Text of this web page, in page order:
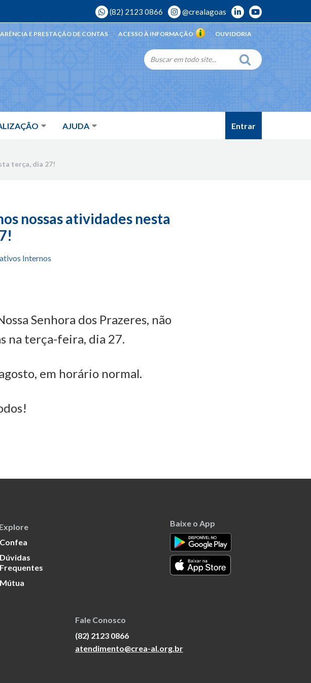
(82) 2123 0866 @crealagoas
AJUDA
OUVIDORIA
ACESSO À INFORMAÇÃO
E PRESTAÇÃO DE CONTAS
Entrar
terça, dia 27!
nossas atividades nesta
Internos
Senhora dos Prazeres, não
na terça-feira, dia 27.
em horário normal.
Explore
Confea
Dúvidas
Frequentes
Mútua
Baixe o App
Fale Conosco
(82) 2123 0866
atendimento@crea-al.org.br